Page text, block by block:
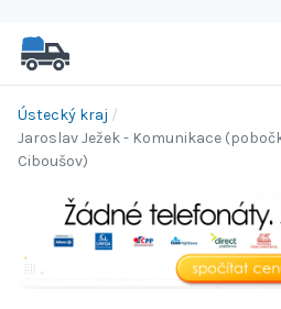
Ústecký kraj
Jaroslav Ježek - Komunikace
Ciboušov)